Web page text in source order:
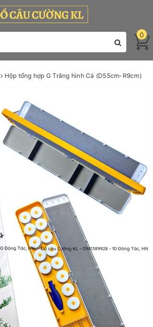
0
Hộp tổng hợp G Trắng hình Cá (D55cm-R9cm)